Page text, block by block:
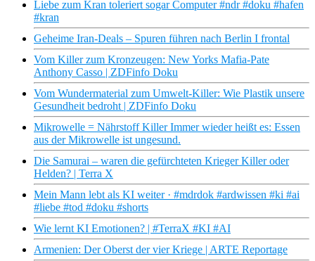
Liebe zum Kran toleriert sogar Computer #ndr #doku #hafen
#kran
Geheime Iran-Deals – Spuren führen nach Berlin I frontal
Vom Killer zum Kronzeugen: New Yorks Mafia-Pate
Anthony Casso | ZDFinfo Doku
Vom Wundermaterial zum Umwelt-Killer: Wie Plastik unsere
Gesundheit bedroht | ZDFinfo Doku
Mikrowelle = Nährstoff Killer Immer wieder heißt es: Essen
aus der Mikrowelle ist ungesund.
Die Samurai – waren die gefürchteten Krieger Killer oder
Helden? | Terra X
Mein Mann lebt als KI weiter · #mdrdok #ardwissen #ki #ai
#liebe #tod #doku #shorts
Wie lernt KI Emotionen? | #TerraX #KI #AI
Armenien: Der Oberst der vier Kriege | ARTE Reportage